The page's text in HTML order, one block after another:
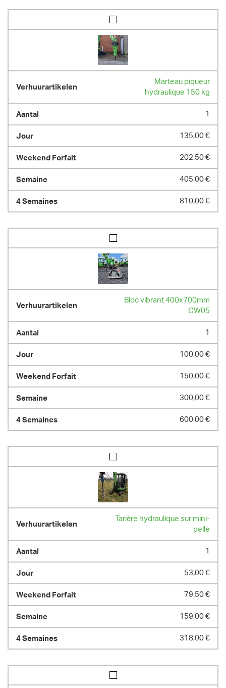
Marteau piqueur
hydraulique 150 kg
1
135,00 €
202,50 €
405,00 €
810,00 €
Bloc vibrant 400x700mm
CW05
1
100,00 €
150,00 €
300,00 €
600,00 €
Tarière hydraulique sur mini-
pelle
1
53,00 €
79,50 €
159,00 €
318,00 €